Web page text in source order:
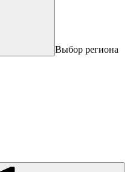
Выбор региона